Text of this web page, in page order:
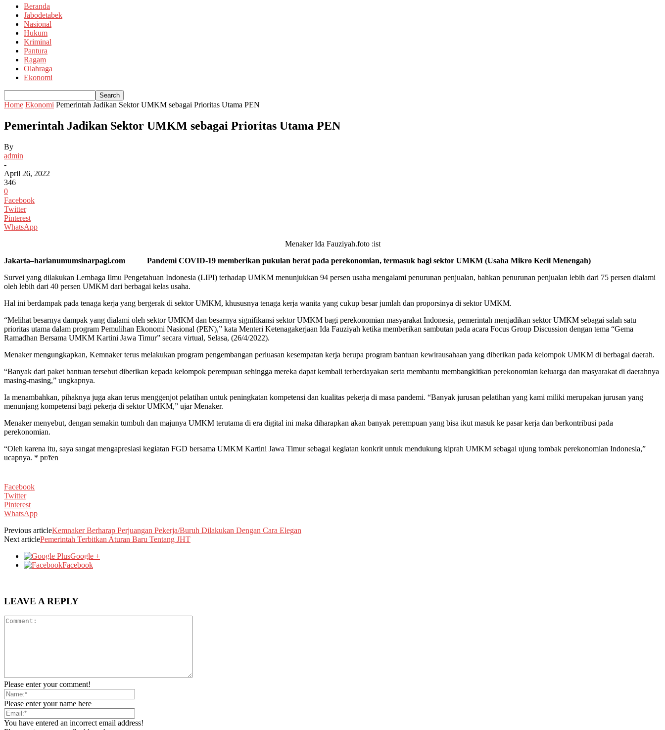
Beranda
Jabodetabek
Nasional
Hukum
Kriminal
Pantura
Ragam
Olahraga
Ekonomi
Home Ekonomi Pemerintah Jadikan Sektor UMKM sebagai Prioritas Utama PEN
Pemerintah Jadikan Sektor UMKM sebagai Prioritas Utama PEN
By
admin
-
April 26, 2022
346
0
Facebook
Twitter
Pinterest
WhatsApp
Menaker Ida Fauziyah.foto :ist
Jakarta–harianumumsinarpagi.com Pandemi COVID-19 memberikan pukulan berat pada perekonomian, termasuk bagi sektor UMKM (Usaha Mikro Kecil Menengah)
Survei yang dilakukan Lembaga Ilmu Pengetahuan Indonesia (LIPI) terhadap UMKM menunjukkan 94 persen usaha mengalami penurunan penjualan, bahkan penurunan penjualan lebih dari 75 persen dialami
oleh lebih dari 40 persen UMKM dari berbagai kelas usaha.
Hal ini berdampak pada tenaga kerja yang bergerak di sektor UMKM, khususnya tenaga kerja wanita yang cukup besar jumlah dan proporsinya di sektor UMKM.
“Melihat besarnya dampak yang dialami oleh sektor UMKM dan besarnya signifikansi sektor UMKM bagi perekonomian masyarakat Indonesia, pemerintah menjadikan sektor UMKM sebagai salah satu
prioritas utama dalam program Pemulihan Ekonomi Nasional (PEN),” kata Menteri Ketenagakerjaan Ida Fauziyah ketika memberikan sambutan pada acara Focus Group Discussion dengan tema “Gema
Ramadhan Bersama UMKM Kartini Jawa Timur” secara virtual, Selasa, (26/4/2022).
Menaker mengungkapkan, Kemnaker terus melakukan program pengembangan perluasan kesempatan kerja berupa program bantuan kewirausahaan yang diberikan pada kelompok UMKM di berbagai daerah.
“Banyak dari paket bantuan tersebut diberikan kepada kelompok perempuan sehingga mereka dapat kembali terberdayakan serta membantu membangkitkan perekonomian keluarga dan masyarakat di daerahnya
masing-masing,” ungkapnya.
Ia menambahkan, pihaknya juga akan terus menggenjot pelatihan untuk peningkatan kompetensi dan kualitas pekerja di masa pandemi. “Banyak jurusan pelatihan yang kami miliki merupakan jurusan yang
menunjang kompetensi bagi pekerja di sektor UMKM,” ujar Menaker.
Menaker menyebut, dengan semakin tumbuh dan majunya UMKM terutama di era digital ini maka diharapkan akan banyak perempuan yang bisa ikut masuk ke pasar kerja dan berkontribusi pada
perekonomian.
“Oleh karena itu, saya sangat mengapresiasi kegiatan FGD bersama UMKM Kartini Jawa Timur sebagai kegiatan konkrit untuk mendukung kiprah UMKM sebagai ujung tombak perekonomian Indonesia,”
ucapnya. * pr/fen
Facebook
Twitter
Pinterest
WhatsApp
Previous articleKemnaker Berharap Perjuangan Pekerja/Buruh Dilakukan Dengan Cara Elegan
Next articlePemerintah Terbitkan Aturan Baru Tentang JHT
Google +
Facebook
LEAVE A REPLY
Please enter your comment!
Please enter your name here
You have entered an incorrect email address!